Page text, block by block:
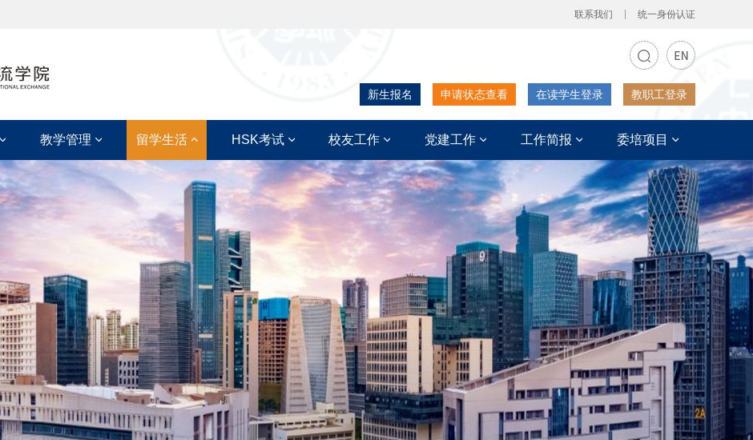
联系我们 统一身份认证
新生报名 申请状态查看 在读学生登录 教职工登录
教学管理 留学生活 HSK考试 校友工作 党建工作 工作简报 委培项目